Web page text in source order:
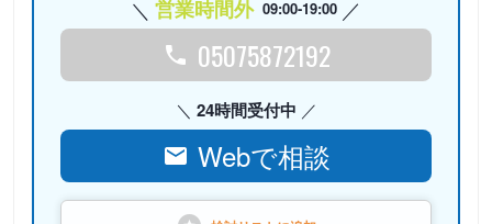
営業時間外 09:00-19:00
05075872192
24時間受付中
Webで相談